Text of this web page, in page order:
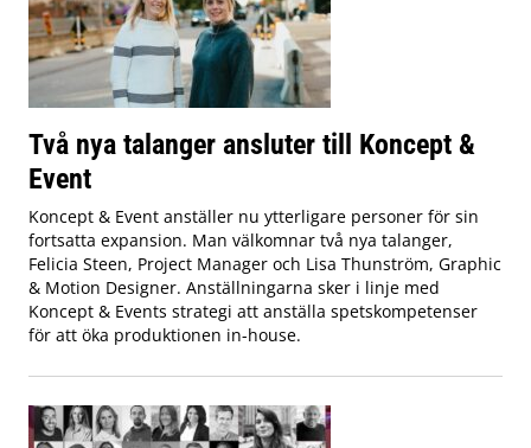
Två nya talanger ansluter till Koncept &
Event
Koncept & Event anställer nu ytterligare personer för sin
fortsatta expansion. Man välkomnar två nya talanger,
Felicia Steen, Project Manager och Lisa Thunström, Graphic
& Motion Designer. Anställningarna sker i linje med
Koncept & Events strategi att anställa spetskompetenser
för att öka produktionen in-house.